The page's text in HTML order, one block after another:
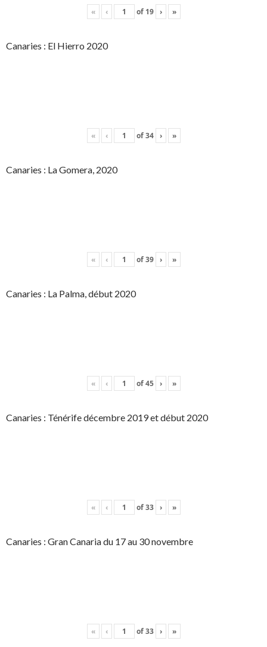
« ‹ of 19 › »
Canaries : El Hierro 2020
« ‹ of34 › »
Canaries : La Gomera, 2020
« ‹ of39 › »
Canaries : La Palma, début 2020
« ‹ of45 › »
Canaries : Ténérife décembre 2019 et début 2020
« ‹ of33 › »
Canaries : Gran Canaria du 17 au 30 novembre
« ‹ of33 › »